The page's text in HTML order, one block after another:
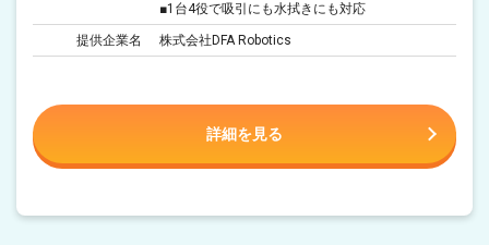
■1台4役で吸引にも水拭きにも対応
提供企業名 株式会社DFA Robotics
詳細を見る